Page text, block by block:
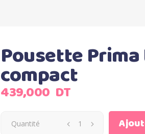
Pousette
compact
439,000 DT
Quantité